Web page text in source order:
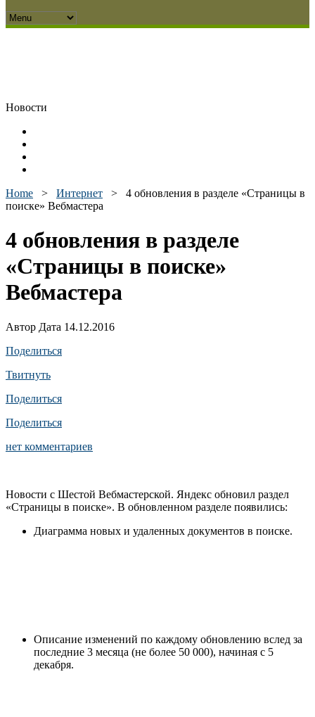
Новости
Home > Интернет > 4 обновления в разделе «Страницы в
поиске» Вебмастера
4 обновления в разделе
«Страницы в поиске»
Вебмастера
Автор Дата 14.12.2016
Поделиться
Твитнуть
Поделиться
Поделиться
нет комментариев
Новости с Шестой Вебмастерской. Яндекс обновил раздел
«Страницы в поиске». В обновленном разделе появились:
Диаграмма новых и удаленных документов в поиске.
Описание изменений по каждому обновлению вслед за
последние 3 месяца (не более 50 000), начиная с 5
декабря.